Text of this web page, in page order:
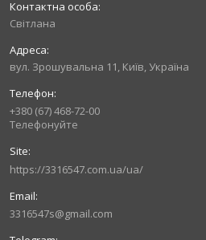
Світлана
вул. Зрошувальна 11, Київ, Україна
+380 (67) 468-72-00
Телефонуйте
https://3316547.com.ua/ua/
3316547s@gmail.com